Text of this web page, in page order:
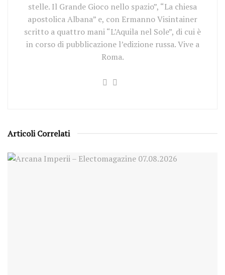
stelle. Il Grande Gioco nello spazio”, “La chiesa
apostolica Albana” e, con Ermanno Visintainer
scritto a quattro mani “L’Aquila nel Sole”, di cui è
in corso di pubblicazione l’edizione russa. Vive a
Roma.
Articoli Correlati